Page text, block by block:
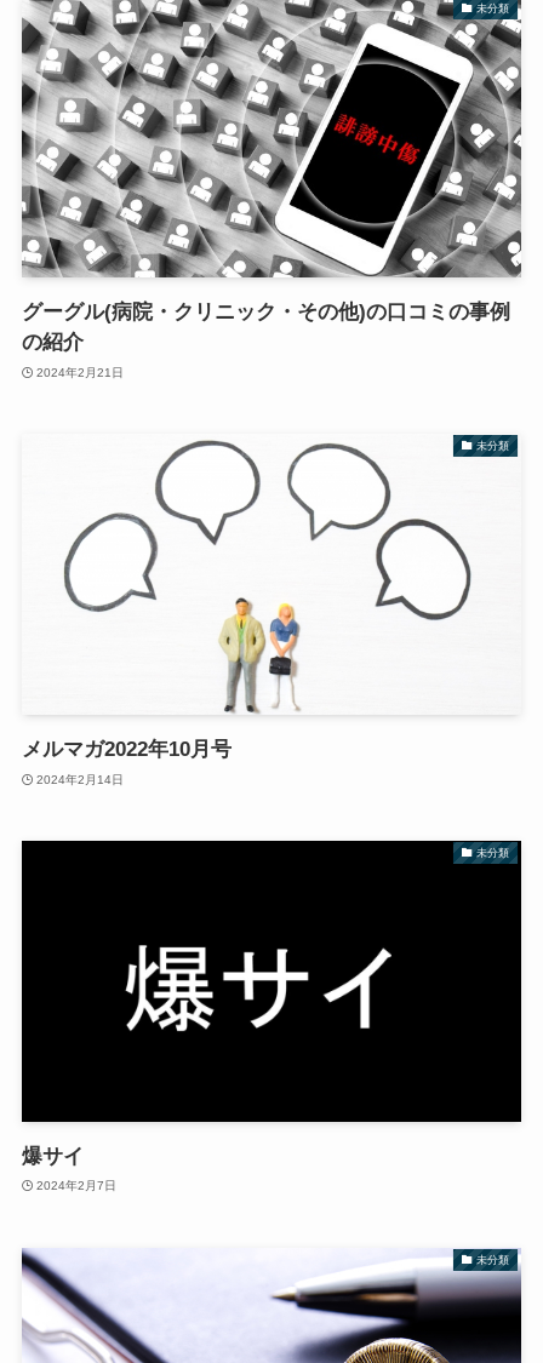
未分類
グーグル(病院・クリニック・その他)の口コミの事例
の紹介
2024年2月21日
未分類
メルマガ2022年10月号
2024年2月14日
未分類
爆サイ
2024年2月7日
未分類